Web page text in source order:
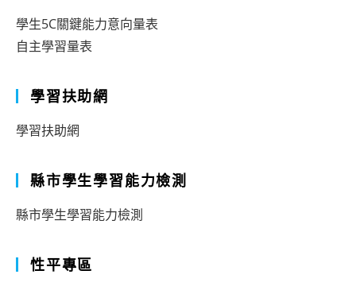
學生5C關鍵能力意向量表
自主學習量表
學習扶助網
學習扶助網
縣市學生學習能力檢測
縣市學生學習能力檢測
性平專區